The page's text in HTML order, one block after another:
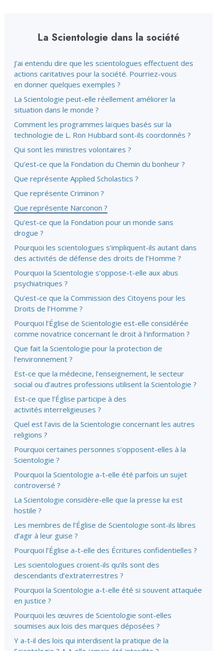
La Scientologie dans la société
J’ai entendu dire que les scientologues effectuent des
actions caritatives pour la société. Pourriez-vous
en donner quelques exemples ?
La Scientologie peut-elle réellement améliorer la
situation dans le monde ?
Comment les programmes laïques basés sur la
technologie de L. Ron Hubbard sont-ils coordonnés ?
Qui sont les ministres volontaires ?
Qu’est-ce que la Fondation du Chemin du bonheur ?
Que représente Applied Scholastics ?
Que représente Criminon ?
Que représente Narconon ?
Qu’est-ce que la Fondation pour un monde sans
drogue ?
Pourquoi les scientologues s’impliquent-ils autant dans
des activités de défense des droits de l’Homme ?
Pourquoi la Scientologie s’oppose-t-elle aux abus
psychiatriques ?
Qu’est-ce que la Commission des Citoyens pour les
Droits de l’Homme ?
Pourquoi l’Église de Scientologie est-elle considérée
comme novatrice concernant le droit à l’information ?
Que fait la Scientologie pour la protection de
l’environnement ?
Est-ce que la médecine, l’enseignement, le secteur
social ou d’autres professions utilisent la Scientologie ?
Est-ce que l’Église participe à des
activités interreligieuses ?
Quel est l’avis de la Scientologie concernant les autres
religions ?
Pourquoi certaines personnes s’opposent-elles à la
Scientologie ?
Pourquoi la Scientologie a-t-elle été parfois un sujet
controversé ?
La Scientologie considère-elle que la presse lui est
hostile ?
Les membres de l’Église de Scientologie sont-ils libres
d’agir à leur guise ?
Pourquoi l’Église a-t-elle des Écritures confidentielles ?
Les scientologues croient-ils qu’ils sont des
descendants d’extraterrestres ?
Pourquoi la Scientologie a-t-elle été si souvent attaquée
en justice ?
Pourquoi les œuvres de Scientologie sont-elles
soumises aux lois des marques déposées ?
Y a-t-il des lois qui interdisent la pratique de la